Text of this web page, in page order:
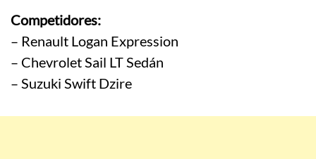
Competidores:
– Renault Logan Expression
– Chevrolet Sail LT Sedán
– Suzuki Swift Dzire